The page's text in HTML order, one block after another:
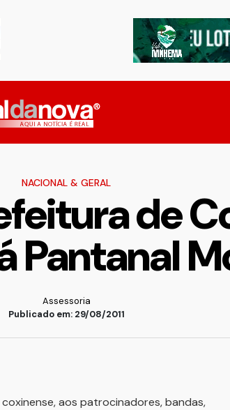
NACIONAL & GERAL
de
Pantanal
Assessoria
Publicado em: 29/08/2011
aos patrocinadores, bandas,